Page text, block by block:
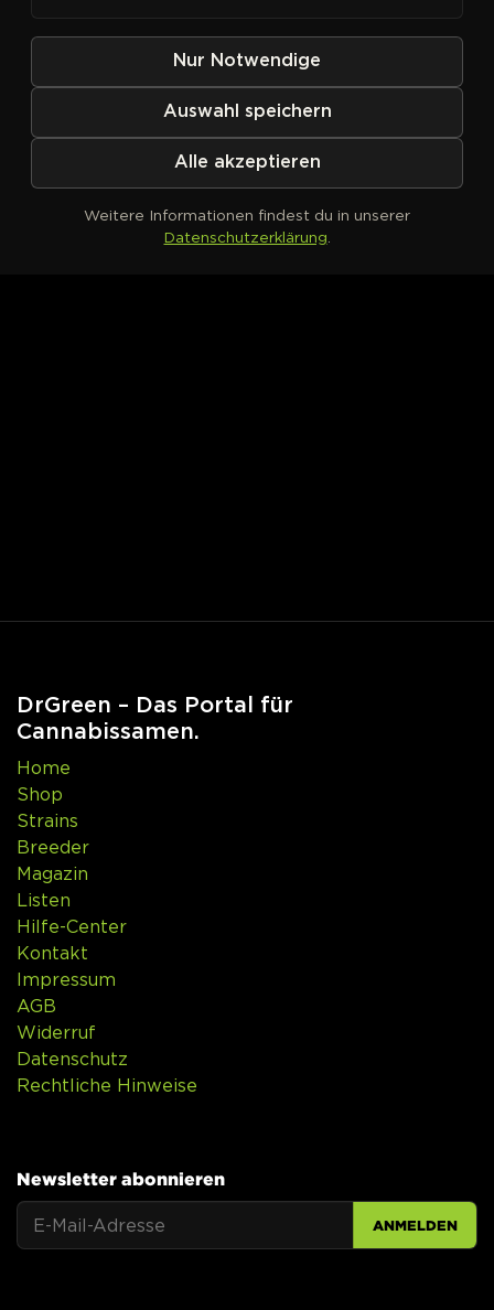
Kein Produkt definiert
DrGreen – Das Portal für
Cannabissamen.
Home
Shop
Strains
Breeder
Magazin
Listen
Hilfe-Center
Kontakt
Impressum
AGB
Widerruf
Datenschutz
Rechtliche Hinweise
Newsletter abonnieren
ANMELDEN
Nur Notwendige
Auswahl speichern
Alle akzeptieren
Weitere Informationen findest du in unserer
Datenschutzerklärung